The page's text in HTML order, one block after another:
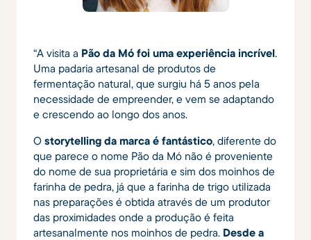
“A visita a Pão da Mó foi uma experiência incrível.
Uma padaria artesanal de produtos de
fermentação natural, que surgiu há 5 anos pela
necessidade de empreender, e vem se adaptando
e crescendo ao longo dos anos.
O storytelling da marca é fantástico, diferente do
que parece o nome Pão da Mó não é proveniente
do nome de sua proprietária e sim dos moinhos de
farinha de pedra, já que a farinha de trigo utilizada
nas preparações é obtida através de um produtor
das proximidades onde a produção é feita
artesanalmente nos moinhos de pedra. Desde a